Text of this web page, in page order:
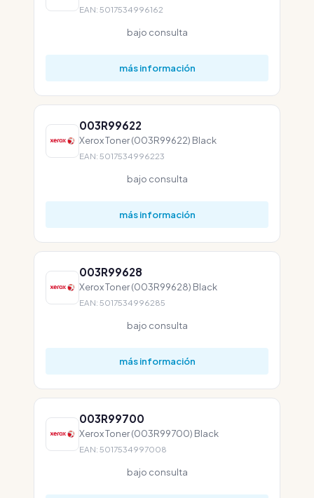
EAN: 5017534996162
bajo consulta
más información
003R99622
Xerox Toner (003R99622) Black
EAN: 5017534996223
bajo consulta
más información
003R99628
Xerox Toner (003R99628) Black
EAN: 5017534996285
bajo consulta
más información
003R99700
Xerox Toner (003R99700) Black
EAN: 5017534997008
bajo consulta